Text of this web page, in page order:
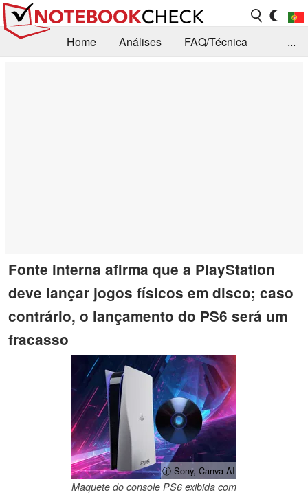
Home Análises
FAQ/Técnica
...
Fonte interna afirma que a PlayStation
deve lançar jogos físicos em disco; caso
contrário, o lançamento do PS6 será um
fracasso
ⓘ Sony, Canva AI
Maquete do console PS6 exibida com